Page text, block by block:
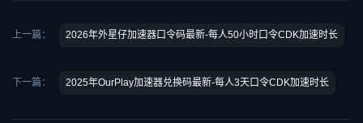
上一篇： 2026年外星仔加速器口令码最新-每人50小时口令CDK加速时长
下一篇： 2025年OurPlay加速器兑换码最新-每人3天口令CDK加速时长